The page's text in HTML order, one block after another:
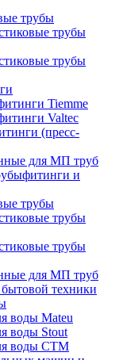
трубы
трубы
трубы
Tiemme
Valtec
(пресс-
для МП труб
и
трубы
трубы
трубы
для МП труб
техники
воды Mateu
воды Stout
воды СТМ